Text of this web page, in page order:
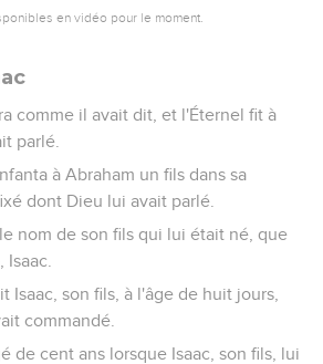
en vidéo pour le moment.
comme il avait dit, et l'Éternel fit à
parlé.
à Abraham un fils dans sa
dont Dieu lui avait parlé.
nom de son fils qui lui était né, que
Isaac, son fils, à l'âge de huit jours,
commandé.
de cent ans lorsque Isaac, son fils, lui